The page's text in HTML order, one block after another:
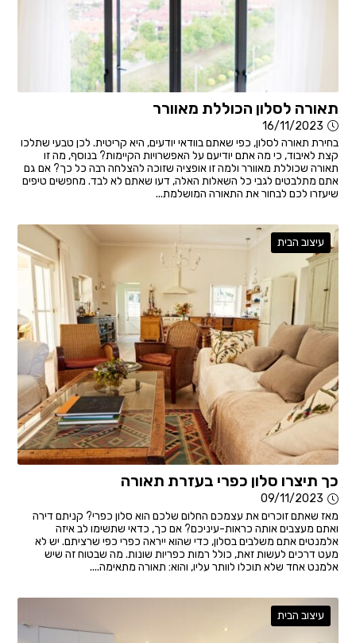
תאורה לסלון הכוללת מאוורר
16/11/2023
בחירת תאורה לסלון, כפי שאתם בוודאי יודעים, היא קריטית. לכן טבעי שתלכו
קצת לאיבוד, כי מה אתם יודיעם על האפשרויות הקיימות? בנוסף, מה זו
תאורה שכוללת מאוורר ולמה זו אופציה שזוכה להצלחה רבה כל כך? אם גם
אתם מתלבטים לגבי כל השאלות האלה, דעו שאתם לא לבד. מחפשים טיפים
שיעזרו לכם לבחור את התאורה המושלמת...
עיצוב הבית
כך תיצרו סלון כפרי בעזרת תאורה
09/11/2023
מאז שאתם זוכרים את עצמכם החלום שלכם הוא סלון כפרי? קניתם דירה
ואתם מעצבים אותה כראות-עיניכם? אם כך, כדאי שתשימו לב איזה
אלמנטים אתם משלבים בסלון, כדי שהוא ייראה כפרי כפי שרציתם. יש לא
מעט דרכים לעשות זאת, כולל רמות כפריות שונות. מה שבטוח זה שיש
אלמנט אחד שלא תוכלו לוותר עליו, והוא: תאורה מתאימה....
עיצוב הבית